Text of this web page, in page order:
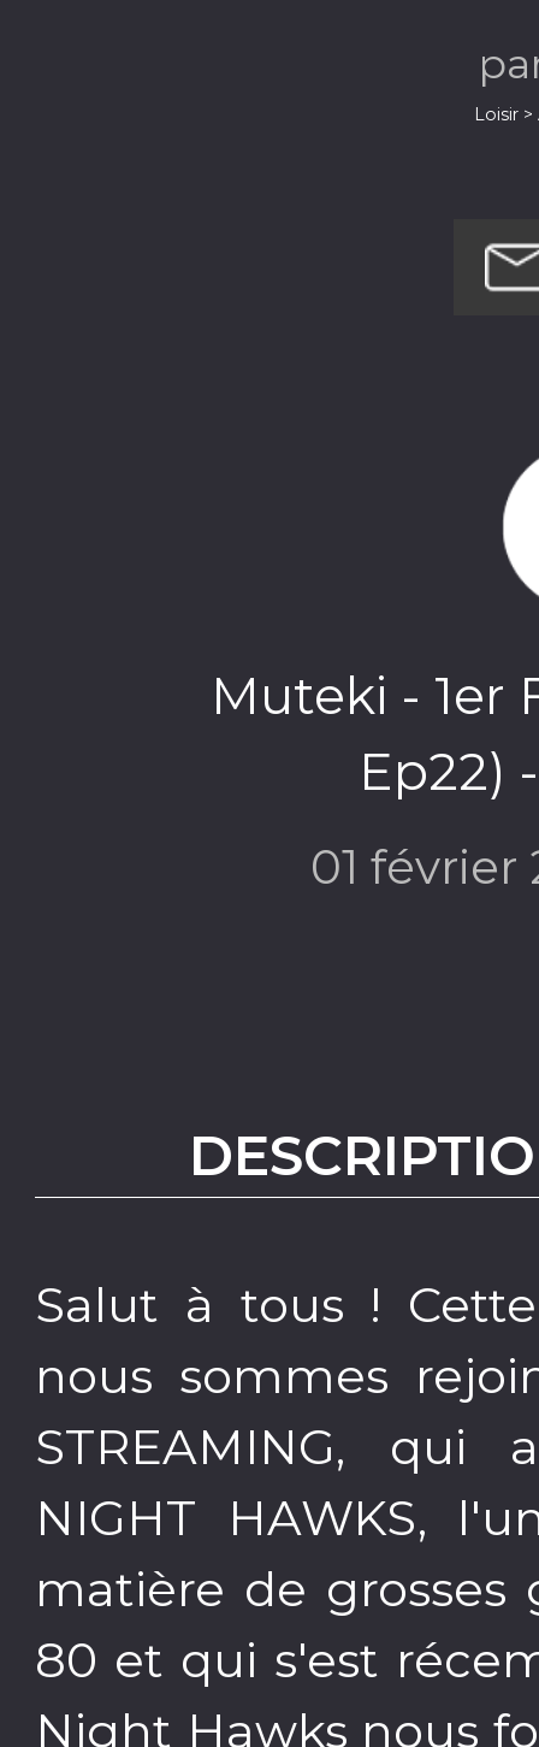
Loisir
Muteki - 1er
Ep22)
01 février
Salut à tous !
nous sommes
STREAMING,
NIGHT HAWKS,
matière de grosses
80 et qui s'est
Night Hawks nous